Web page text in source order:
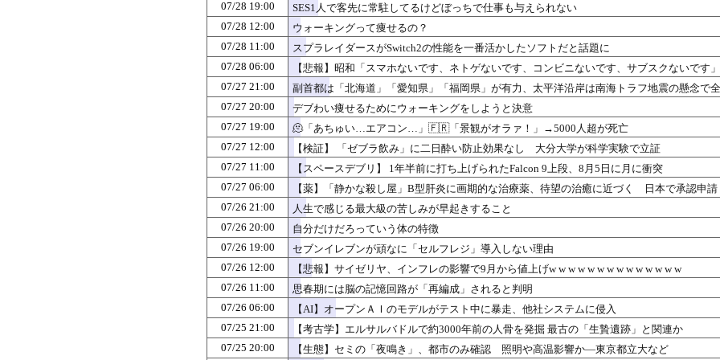
07/28 19:00
SES1人で客先に常駐してるけどぼっちで仕事も与えられない
07/28 12:00
ウォーキングって痩せるの？
07/28 11:00
スプラレイダースがSwitch2の性能を一番活かしたソフトだと話題に
07/28 06:00
【悲報】昭和「スマホないです、ネトゲないです、コンビニないです、サブスクないです」
07/27 21:00
副首都は「北海道」「愛知県」「福岡県」が有力、太平洋沿岸は南海トラフ地震の懸念で
07/27 20:00
デブわい痩せるためにウォーキングをしようと決意
07/27 19:00
🫠「あちゅい…エアコン…」🇫🇷「景観がオラァ！」→5000人超が死亡
07/27 12:00
【検証】 「ゼブラ飲み」に二日酔い防止効果なし 大分大学が科学実験で立証
07/27 11:00
【スペースデブリ】 1年半前に打ち上げられたFalcon 9上段、8月5日に月に衝突
07/27 06:00
【薬】「静かな殺し屋」B型肝炎に画期的な治療薬、待望の治癒に近づく 日本で承認申請
07/26 21:00
人生で感じる最大級の苦しみが早起きすること
07/26 20:00
自分だけだろっていう体の特徴
07/26 19:00
セブンイレブンが頑なに「セルフレジ」導入しない理由
07/26 12:00
【悲報】サイゼリヤ、インフレの影響で9月から値上げw w w w w w w w w w w w w w
07/26 11:00
思春期には脳の記憶回路が「再編成」されると判明
07/26 06:00
【AI】オープンＡＩのモデルがテスト中に暴走、他社システムに侵入
07/25 21:00
【考古学】エルサルバドルで約3000年前の人骨を発掘 最古の「生贄遺跡」と関連か
07/25 20:00
【生態】セミの「夜鳴き」、都市のみ確認 照明や高温影響か―東京都立大など